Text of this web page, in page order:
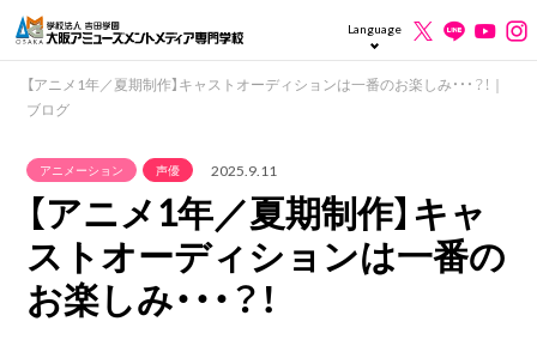
Language
【アニメ1年／夏期制作】キャストオーディションは一番のお楽しみ・・・？！｜
ブログ
アニメーション 声優 2025.9.11
【アニメ1年／夏期制作】キャ
ストオーディションは一番の
お楽しみ・・・？！